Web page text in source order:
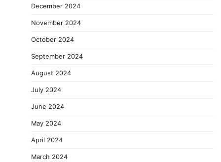
December 2024
November 2024
October 2024
September 2024
August 2024
July 2024
June 2024
May 2024
April 2024
March 2024